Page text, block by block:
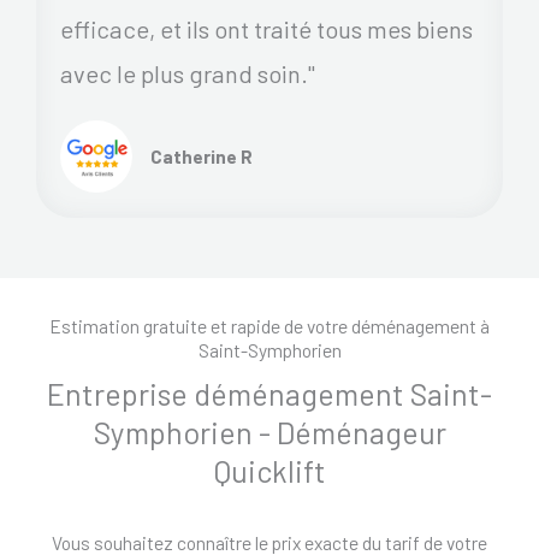
efficace, et ils ont traité tous mes biens
avec le plus grand soin."
Catherine R
Estimation gratuite et rapide de votre déménagement à
Saint-Symphorien
Entreprise déménagement Saint-
Symphorien - Déménageur
Quicklift
Vous souhaitez connaître le prix exacte du tarif de votre